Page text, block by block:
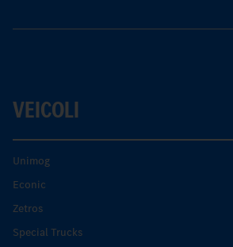
VEICOLI
Unimog
Econic
Zetros
Special Trucks